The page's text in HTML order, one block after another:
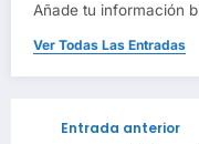
Añade tu información
Ver Todas Las Entradas
Entrada anterior